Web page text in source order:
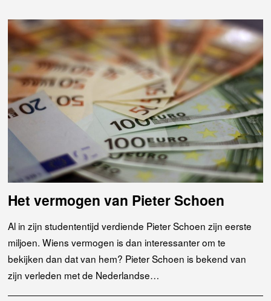
Het vermogen van Pieter Schoen
Al in zijn studententijd verdiende Pieter Schoen zijn eerste
miljoen. Wiens vermogen is dan interessanter om te
bekijken dan dat van hem? Pieter Schoen is bekend van
zijn verleden met de Nederlandse…